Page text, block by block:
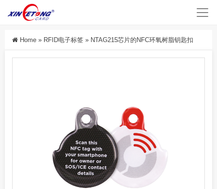
Home » RFID电子标签 » NTAG215芯片的NFC环氧树脂钥匙扣